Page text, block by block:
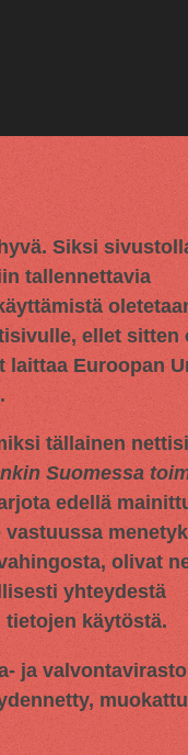
Siksi
tallennettavia
ellet sitten
laittaa Euroopan
tällainen
Suomessa
edellä
olivat
yhteydestä
käytöstä.
ja